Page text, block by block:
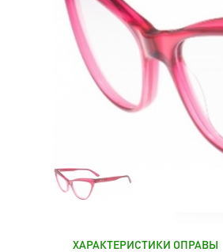
ХАРАКТЕРИСТИКИ ОПРАВЫ